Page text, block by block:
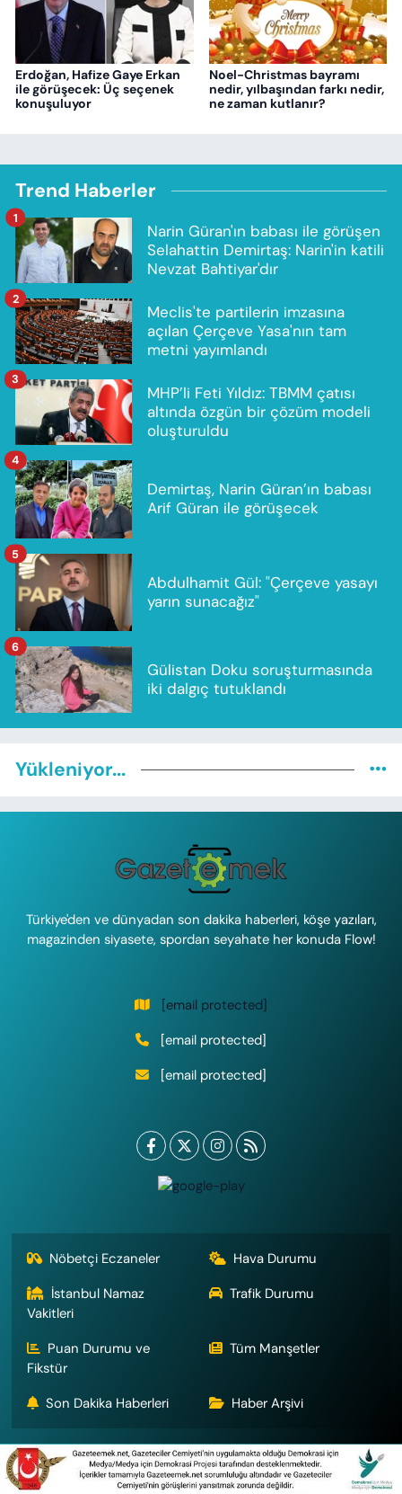
Erdoğan, Hafize Gaye Erkan
ile görüşecek: Üç seçenek
konuşuluyor
Noel-Christmas bayramı
nedir, yılbaşından farkı nedir,
ne zaman kutlanır?
Trend Haberler
Narin Güran'ın babası ile görüşen
Selahattin Demirtaş: Narin'in katili
Nevzat Bahtiyar'dır
1
Meclis'te partilerin imzasına
açılan Çerçeve Yasa'nın tam
metni yayımlandı
2
MHP’li Feti Yıldız: TBMM çatısı
altında özgün bir çözüm modeli
oluşturuldu
3
Demirtaş, Narin Güran’ın babası
Arif Güran ile görüşecek
4
Abdulhamit Gül: "Çerçeve yasayı
yarın sunacağız"
5
Gülistan Doku soruşturmasında
iki dalgıç tutuklandı
6
Yükleniyor...
Türkiye'den ve dünyadan son dakika haberleri, köşe yazıları,
magazinden siyasete, spordan seyahate her konuda Flow!
[email protected]
[email protected]
[email protected]
Nöbetçi Eczaneler
Hava Durumu
İstanbul Namaz
Vakitleri
Trafik Durumu
Puan Durumu ve
Fikstür
Tüm Manşetler
Son Dakika Haberleri Haber Arşivi